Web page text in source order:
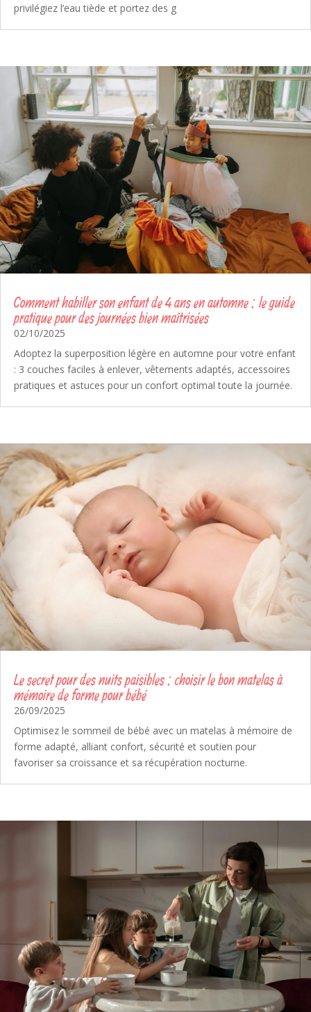
privilégiez l’eau tiède et portez des g
Comment habiller son enfant de 4 ans en automne : le guide
pratique pour des journées bien maîtrisées
02/10/2025
Adoptez la superposition légère en automne pour votre enfant
: 3 couches faciles à enlever, vêtements adaptés, accessoires
pratiques et astuces pour un confort optimal toute la journée.
Le secret pour des nuits paisibles : choisir le bon matelas à
mémoire de forme pour bébé
26/09/2025
Optimisez le sommeil de bébé avec un matelas à mémoire de
forme adapté, alliant confort, sécurité et soutien pour
favoriser sa croissance et sa récupération nocturne.